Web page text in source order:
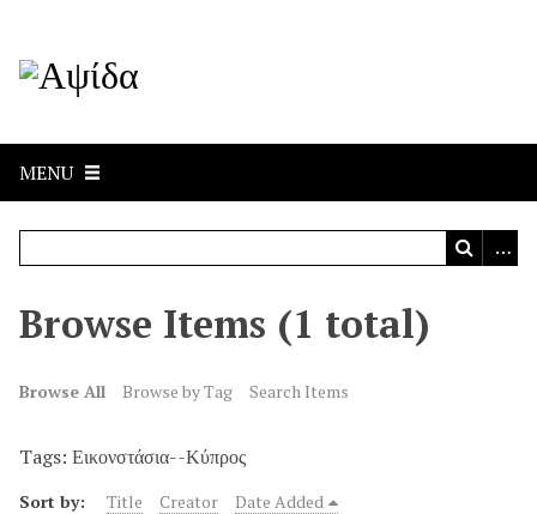
MENU
Browse Items (1 total)
Browse All Browse by Tag Search Items
Tags: Εικονστάσια--Κύπρος
Sort by: Title Creator Date Added